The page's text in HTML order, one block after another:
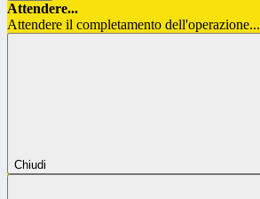
Attendere...
Attendere il completamento dell'operazione...
Chiudi